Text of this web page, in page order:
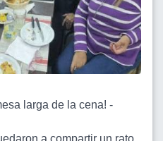
larga de la cena! -